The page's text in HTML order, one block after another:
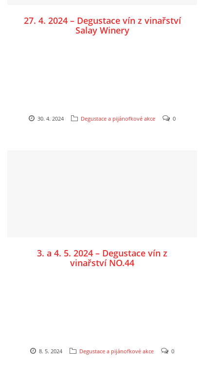
27. 4. 2024 – Degustace vín z vinařství
Salay Winery
30. 4. 2024 Degustace a pijánofkové akce 0
3. a 4. 5. 2024 – Degustace vín z
vinařství NO.44
8. 5. 2024 Degustace a pijánofkové akce 0